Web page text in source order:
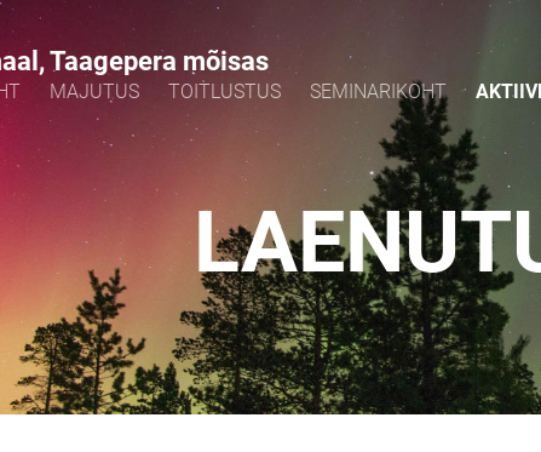
Taagepera mõisas
MAJUTUS TOITLUSTUS SEMINARIKOHT